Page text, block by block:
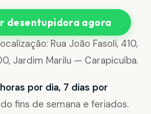
desentupidora agora
Rua João Fasoli, 410,
Jardim Marilu — Carapicuíba.
por dia, 7 dias por
fins de semana e feriados.